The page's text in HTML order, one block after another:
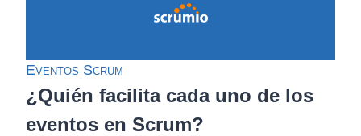
Eventos Scrum
¿Quién facilita cada uno de los
eventos en Scrum?